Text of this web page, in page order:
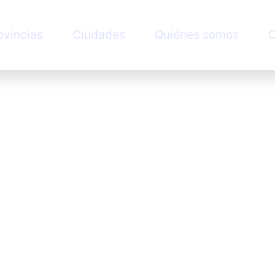
Ciudades Quiénes somos